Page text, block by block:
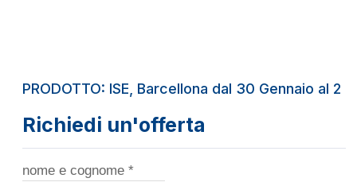
PRODOTTO: ISE, Barcellona dal 30 Gennaio al 2
Richiedi un'offerta